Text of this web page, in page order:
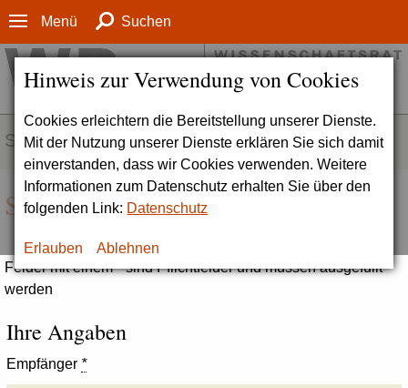
Hinweis zur Verwendung von Cookies
Cookies erleichtern die Bereitstellung unserer Dienste.
Mit der Nutzung unserer Dienste erklären Sie sich damit
einverstanden, dass wir Cookies verwenden. Weitere
Informationen zum Datenschutz erhalten Sie über den
folgenden Link: Datenschutz
Erlauben Ablehnen
Menü Suchen
SERVICE
Seite empfehlen
Felder mit einem * sind Pflichtfelder und müssen ausgefüllt
werden
Ihre Angaben
Empfänger *